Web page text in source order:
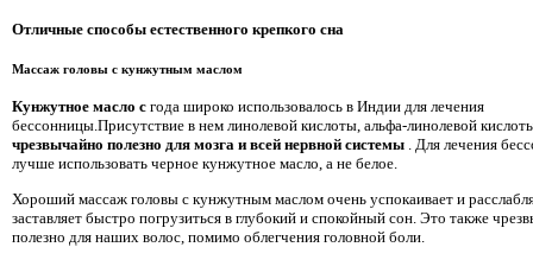
Отличные способы естественного крепкого сна
Массаж головы с кунжутным маслом
Кунжутное масло с года широко использовалось в Индии для лечения
бессонницы.Присутствие в нем линолевой кислоты, альфа-линолевой
чрезвычайно полезно для мозга и всей нервной системы . Для лечения
лучше использовать черное кунжутное масло, а не белое.
Хороший массаж головы с кунжутным маслом очень успокаивает и
заставляет быстро погрузиться в глубокий и спокойный сон. Это также
полезно для наших волос, помимо облегчения головной боли.